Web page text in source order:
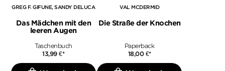
GREG F. GIFUNE SANDY DELUCA
Das Mädchen mit den
leeren Augen
Taschenbuch
13,99€*
VAL MCDERMID
Die Straße der Knochen
Paperback
18,00 €*